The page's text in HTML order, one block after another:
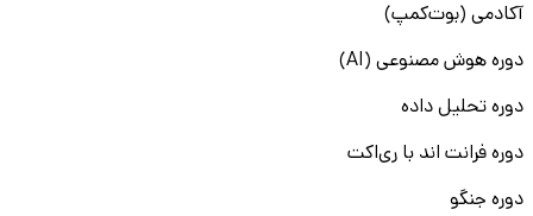
آکادمی (بوت‌کمپ)
دوره هوش مصنوعی (AI)
دوره تحلیل داده
دوره فرانت اند با ری‌اکت
دوره جنگو